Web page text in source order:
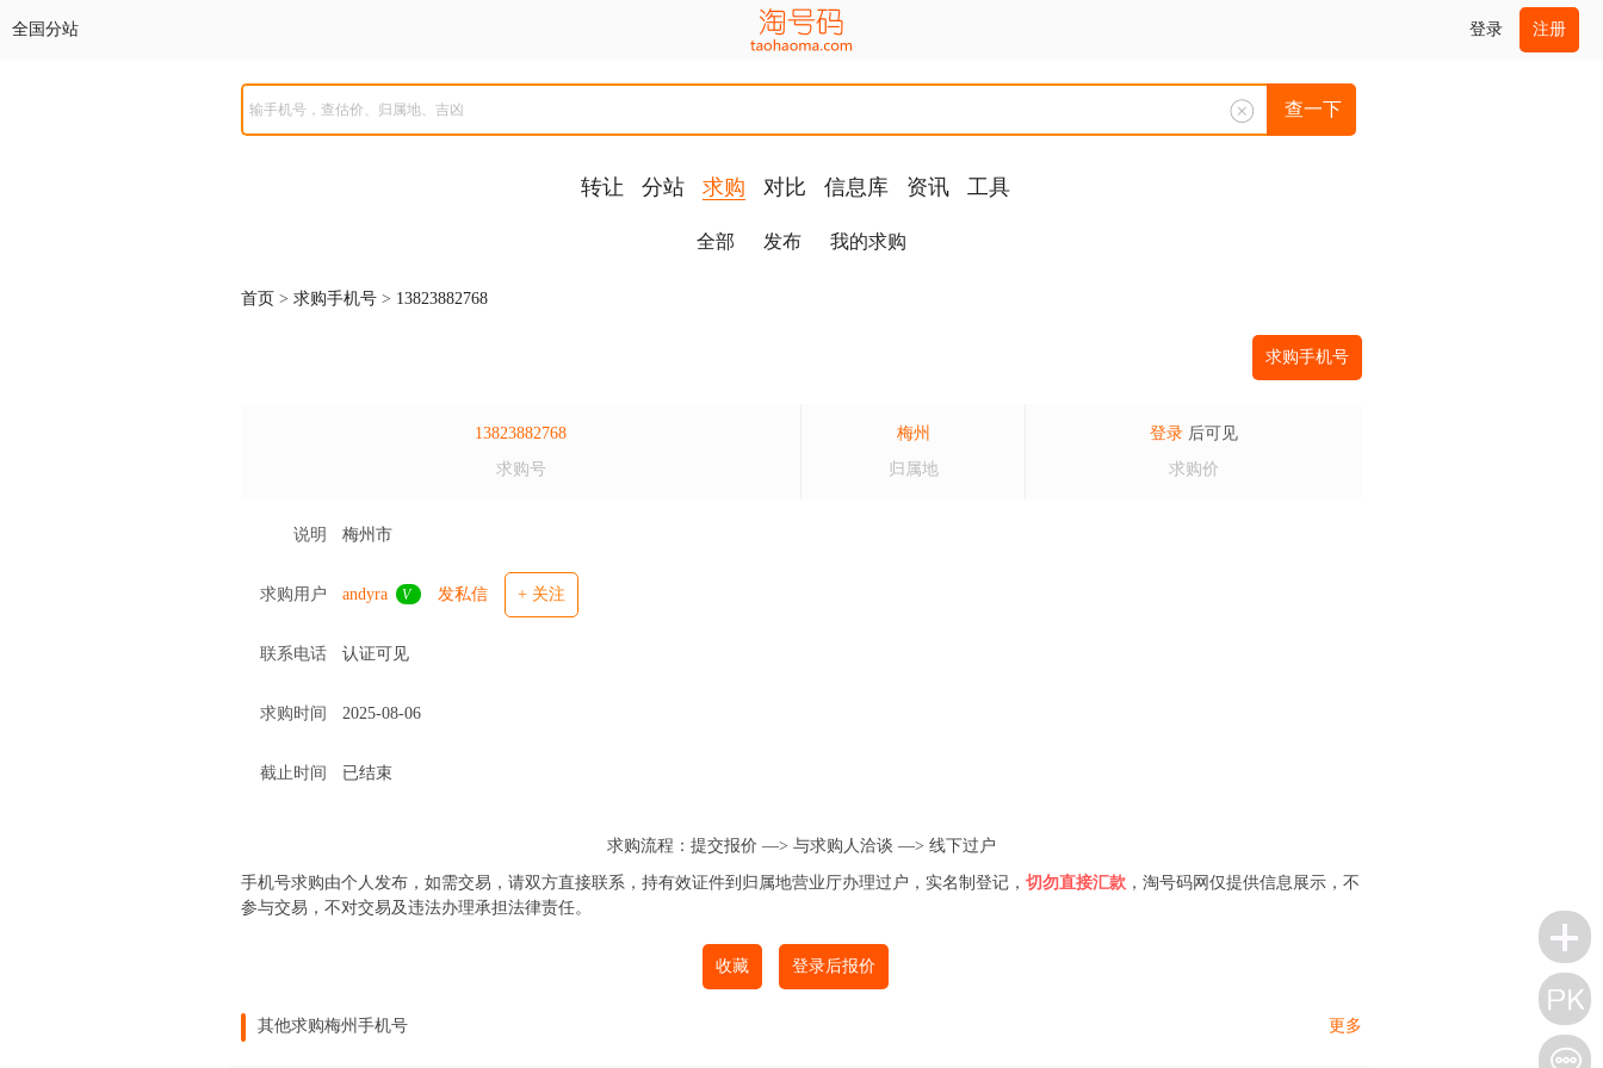
全国分站 登录 注册
查一下
转让 分站 求购 对比 信息库 资讯 工具
全部 发布 我的求购
首页 > 求购手机号 > 13823882768
求购手机号
13823882768
求购号
梅州
归属地
登录 后可见
求购价
说明 梅州市
求购用户 andyra V 发私信 + 关注
联系电话 认证可见
求购时间 2025-08-06
截止时间 已结束
求购流程：提交报价 —> 与求购人洽谈 —> 线下过户
手机号求购由个人发布，如需交易，请双方直接联系，持有效证件到归属地营业厅办理过户，实名制登记， 切勿直接汇款 ，淘号码网仅提供信息展示，不
参与交易，不对交易及违法办理承担法律责任。
收藏 登录后报价
其他求购梅州手机号 更多